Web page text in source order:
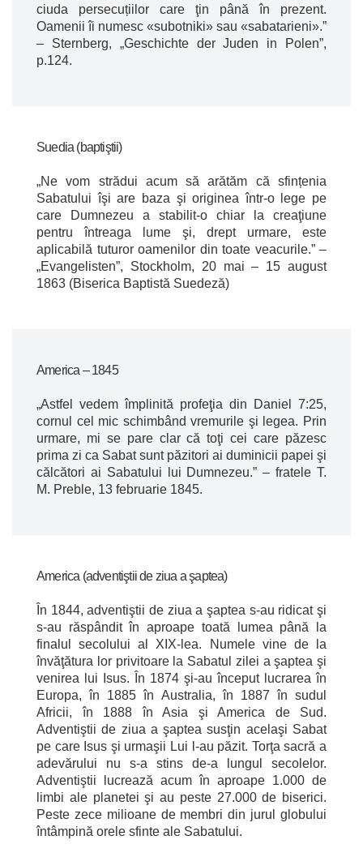
ciuda persecuțiilor care ţin până în prezent.
Oamenii îi numesc «subotniki» sau «sabatarieni».”
– Sternberg, „Geschichte der Juden in Polen”,
p.124.
Suedia (baptiştii)
„Ne vom strădui acum să arătăm că sfințenia
Sabatului îşi are baza şi originea într-o lege pe
care Dumnezeu a stabilit-o chiar la creaţiune
pentru întreaga lume şi, drept urmare, este
aplicabilă tuturor oamenilor din toate veacurile.” –
„Evangelisten”, Stockholm, 20 mai – 15 august
1863 (Biserica Baptistă Suedeză)
America – 1845
„Astfel vedem împlinită profeţia din Daniel 7:25,
cornul cel mic schimbând vremurile şi legea. Prin
urmare, mi se pare clar că toţi cei care păzesc
prima zi ca Sabat sunt păzitori ai duminicii papei şi
călcători ai Sabatului lui Dumnezeu.” – fratele T.
M. Preble, 13 februarie 1845.
America (adventiştii de ziua a şaptea)
În 1844, adventiştii de ziua a şaptea s-au ridicat şi
s-au răspândit în aproape toată lumea până la
finalul secolului al XIX-lea. Numele vine de la
învăţătura lor privitoare la Sabatul zilei a şaptea şi
venirea lui Isus. În 1874 şi-au început lucrarea în
Europa, în 1885 în Australia, în 1887 în sudul
Africii, în 1888 în Asia şi America de Sud.
Adventiştii de ziua a şaptea susţin acelaşi Sabat
pe care Isus şi urmaşii Lui l-au păzit. Torţa sacră a
adevărului nu s-a stins de-a lungul secolelor.
Adventiştii lucrează acum în aproape 1.000 de
limbi ale planetei şi au peste 27.000 de biserici.
Peste zece milioane de membri din jurul globului
întâmpină orele sfinte ale Sabatului.